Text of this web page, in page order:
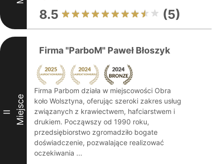
8.5 (5)
II Miejsce
Firma "ParboM" Paweł Błoszyk
Firma Parbom działa w miejscowości Obra
koło Wolsztyna, oferując szeroki zakres usług
związanych z krawiectwem, hafciarstwem i
drukiem. Począwszy od 1990 roku,
przedsiębiorstwo zgromadziło bogate
doświadczenie, pozwalające realizować
oczekiwania ...